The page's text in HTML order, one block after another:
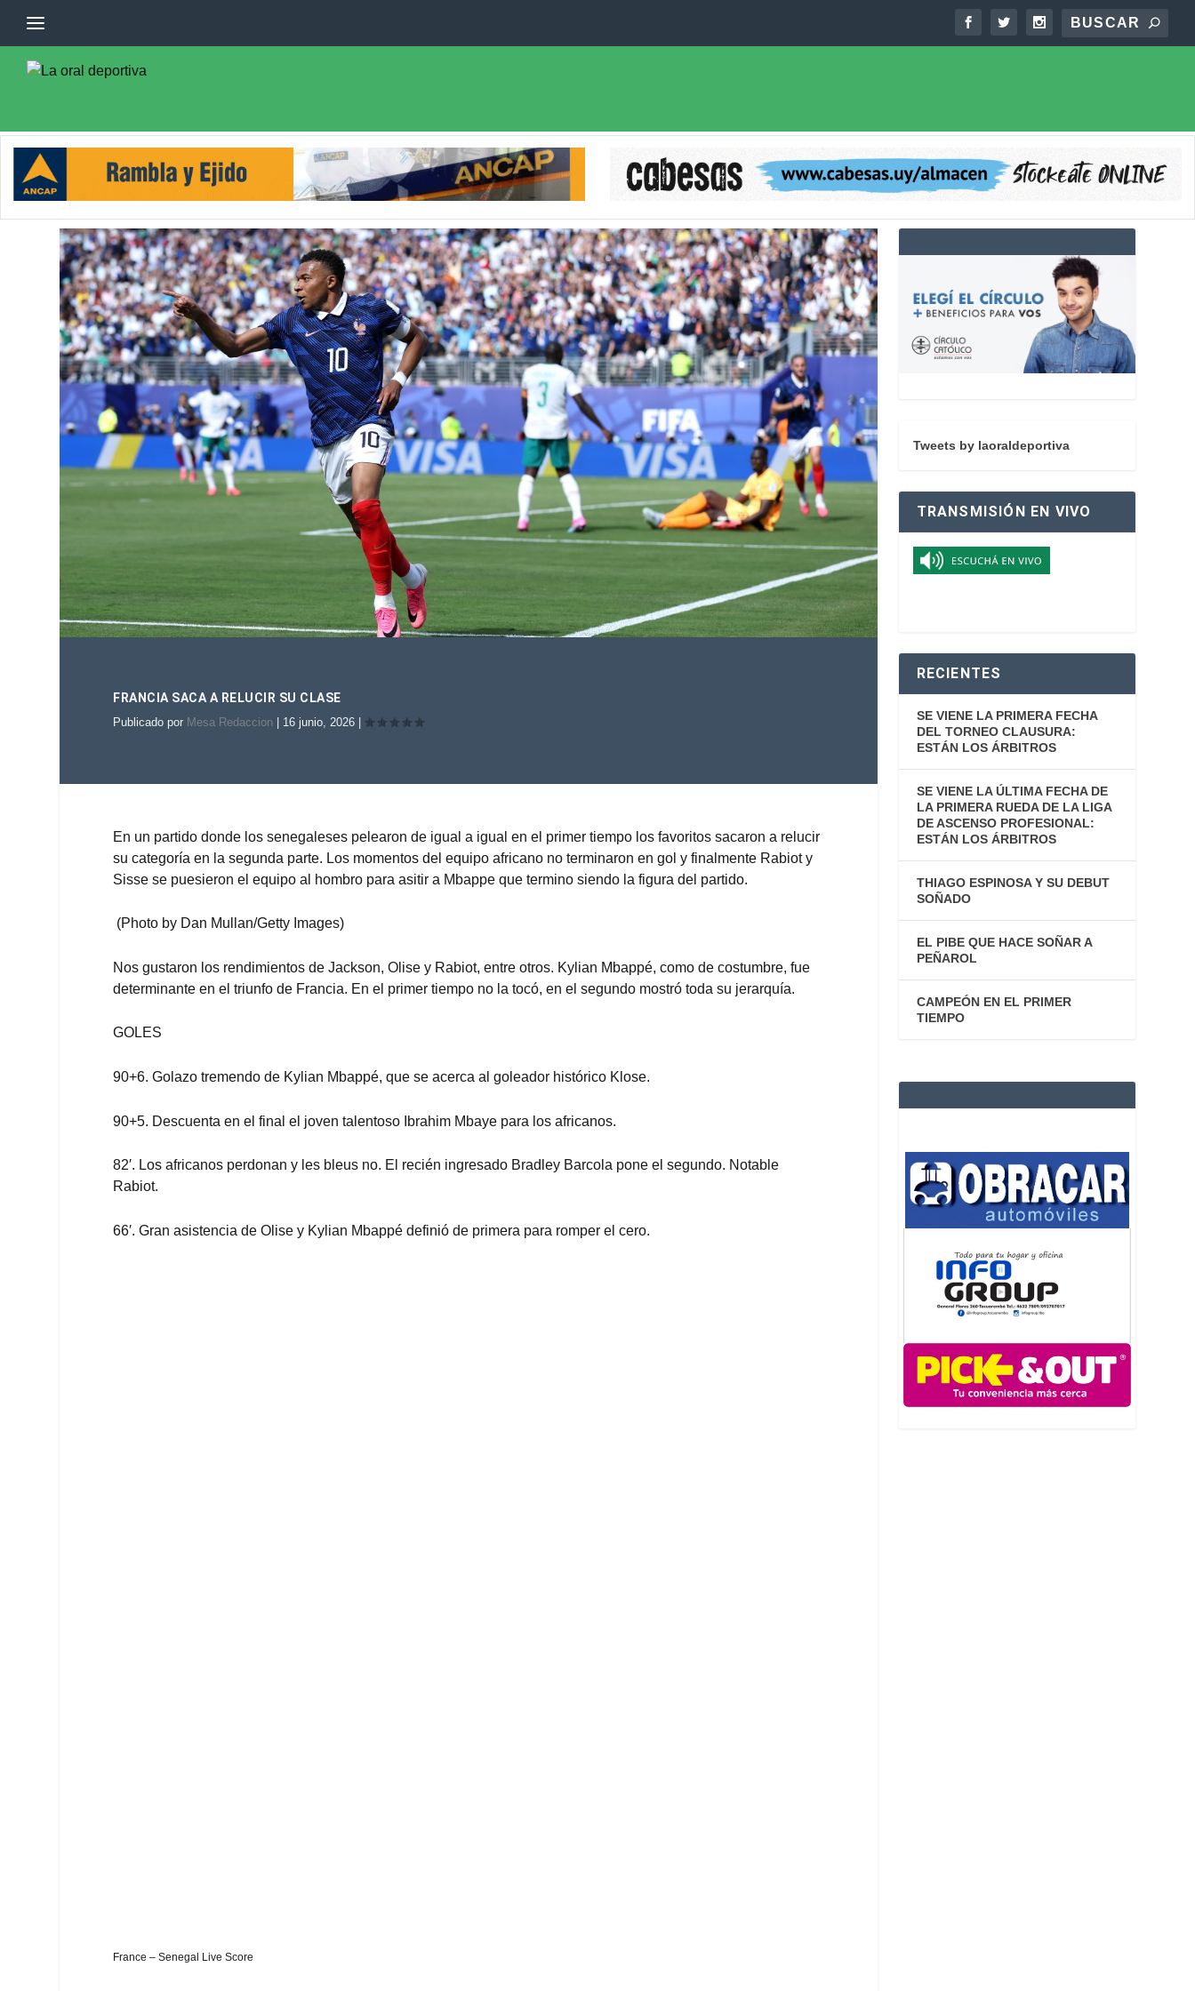
FRANCIA SACA A RELUCIR SU CLASE
Publicado por Mesa Redaccion | 16 junio, 2026 |
En un partido donde los senegaleses pelearon de igual a igual en el primer tiempo los favoritos sacaron a relucir
su categoría en la segunda parte. Los momentos del equipo africano no terminaron en gol y finalmente Rabiot y
Sisse se puesieron el equipo al hombro para asitir a Mbappe que termino siendo la figura del partido.
(Photo by Dan Mullan/Getty Images)
Nos gustaron los rendimientos de Jackson, Olise y Rabiot, entre otros. Kylian Mbappé, como de costumbre, fue
determinante en el triunfo de Francia. En el primer tiempo no la tocó, en el segundo mostró toda su jerarquía.
GOLES
90+6. Golazo tremendo de Kylian Mbappé, que se acerca al goleador histórico Klose.
90+5. Descuenta en el final el joven talentoso Ibrahim Mbaye para los africanos.
82′. Los africanos perdonan y les bleus no. El recién ingresado Bradley Barcola pone el segundo. Notable
Rabiot.
66′. Gran asistencia de Olise y Kylian Mbappé definió de primera para romper el cero.
France – Senegal Live Score
Tweets by laoraldeportiva
TRANSMISIÓN EN VIVO
RECIENTES
SE VIENE LA PRIMERA FECHA
DEL TORNEO CLAUSURA:
ESTÁN LOS ÁRBITROS
SE VIENE LA ÚLTIMA FECHA DE
LA PRIMERA RUEDA DE LA LIGA
DE ASCENSO PROFESIONAL:
ESTÁN LOS ÁRBITROS
THIAGO ESPINOSA Y SU DEBUT
SOÑADO
EL PIBE QUE HACE SOÑAR A
PEÑAROL
CAMPEÓN EN EL PRIMER
TIEMPO